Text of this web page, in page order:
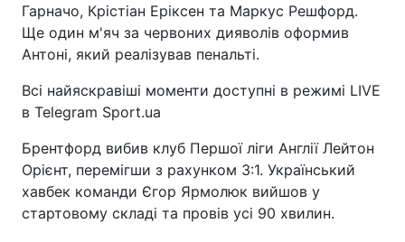
Гарначо, Крістіан Еріксен та Маркус Решфорд.
Ще один м'яч за червоних дияволів оформив
Антоні, який реалізував пенальті.
Всі найяскравіші моменти доступні в режимі LIVE
в Telegram Sport.ua
Брентфорд вибив клуб Першої ліги Англії Лейтон
Орієнт, перемігши з рахунком 3:1. Український
хавбек команди Єгор Ярмолюк вийшов у
стартовому складі та провів усі 90 хвилин.